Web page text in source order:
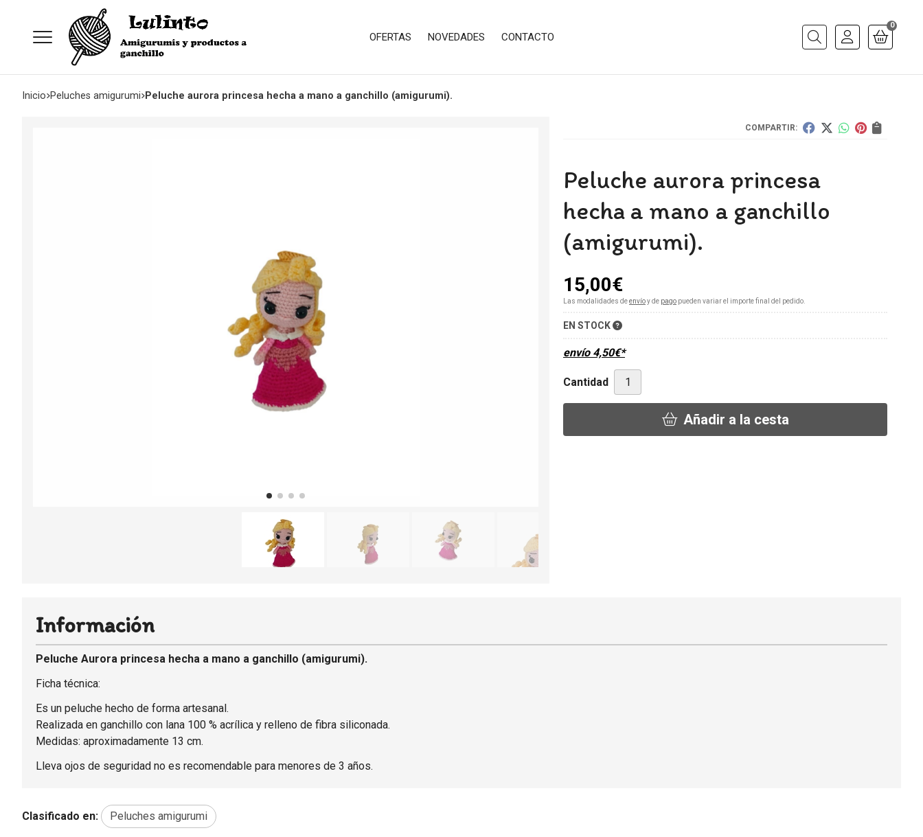
OFERTAS NOVEDADES CONTACTO
Buscar
0
Inicio peluches amigurumi Peluche aurora princesa hecha a mano a ganchillo (amigurumi).
COMPARTIR:
Peluche aurora princesa
hecha a mano a ganchillo
(amigurumi).
15,00€
Las modalidades deenvíoy de pago pueden variar el importe final del pedido.
EN STOCK
envío 4,50€*
Cantidad
Añadir a la cesta
Información
Peluche Aurora princesa hecha a mano a ganchillo (amigurumi).
Ficha técnica:
Es un peluche hecho de forma artesanal.
Realizada en ganchillo con lana 100 % acrílica y relleno de fibra siliconada.
Medidas: aproximadamente 13 cm.
Lleva ojos de seguridad no es recomendable para menores de 3 años.
Clasificado en: Peluches amigurumi